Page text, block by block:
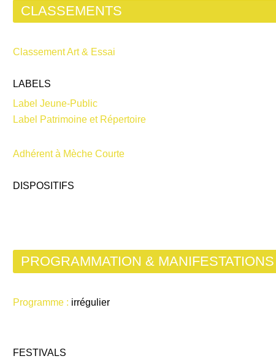
CLASSEMENTS
Classement Art & Essai
LABELS
Label Jeune-Public
Label Patrimoine et Répertoire
Adhérent à Mèche Courte
DISPOSITIFS
PROGRAMMATION & MANIFESTATIONS
Programme : irrégulier
FESTIVALS